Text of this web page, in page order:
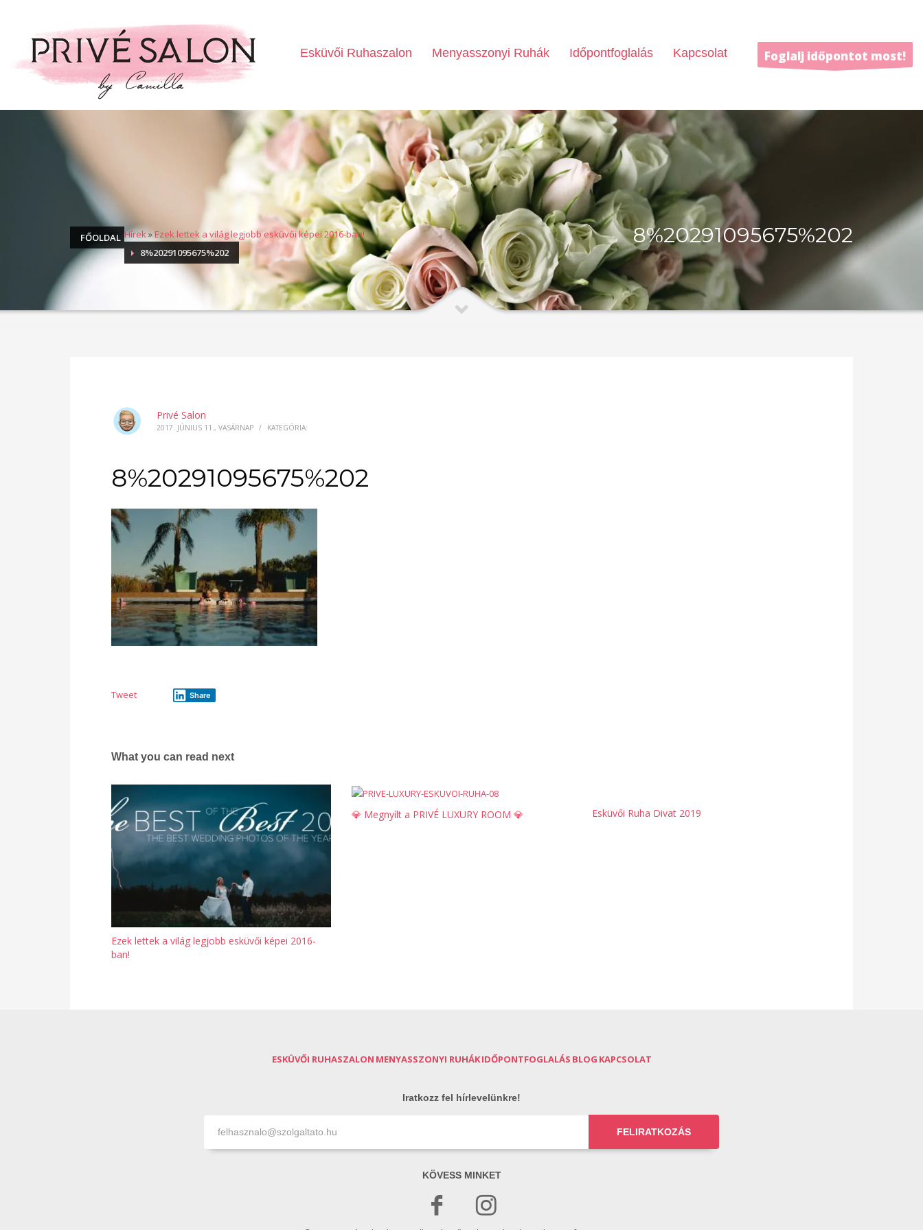
Esküvői Ruhaszalon Menyasszonyi Ruhák Időpontfoglalás Kapcsolat Foglalj időpontot most!
FŐOLDAL Hírek»Ezek lettek a világ legjobb esküvői képei 2016-ban!
8%20291095675%202
8%20291095675%202
Privé Salon
2017. JÚNIUS 11., VASÁRNAP / KATEGÓRIA:
8%20291095675%202
Tweet Share
What you can read next
Ezek lettek a világ legjobb esküvői képei 2016-
ban!
💎 Megnyílt a PRIVÉ LUXURY ROOM 💎 Esküvői Ruha Divat 2019
ESKÜVŐI RUHASZALON MENYASSZONYI RUHÁKIDŐPONTFOGLALÁS BLOG KAPCSOLAT
Iratkozz fel hírlevelünkre!
FELIRATKOZÁS
KÖVESS MINKET